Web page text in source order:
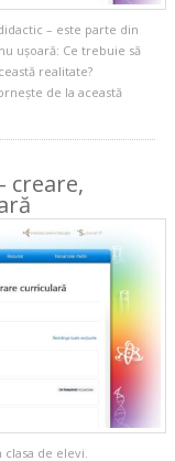
– este parte din
ușoară: Ce trebuie să
realitate?
de la această
creare,
de elevi.